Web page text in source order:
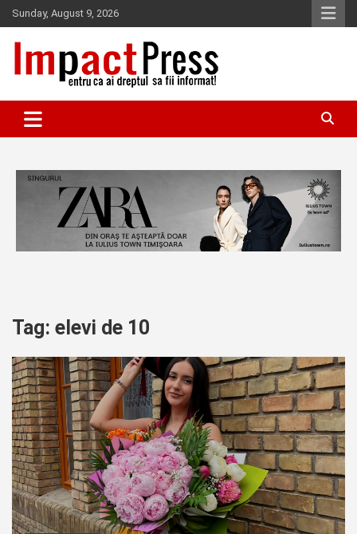
Skip
to
content
Sunday, August 9, 2026
IMPACTPRESS
Tag: elevi de 10